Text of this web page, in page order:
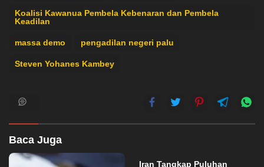
Koalisi Kawanua Pembela Kebenaran dan Pembela
Keadilan
massa demo pengadilan negeri palu
Steven Yohanes Kambey
Baca Juga
Iran Tangkap Puluhan